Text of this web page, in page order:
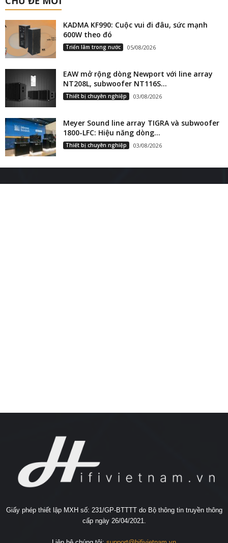
KADMA KF990: Cuộc vui đi đâu, sức mạnh
600W theo đó
Triển lãm trong nước 05/08/2026
EAW mở rộng dòng Newport với line array
NT208L, subwoofer NT116S...
Thiết bị chuyên nghiệp 03/08/2026
Meyer Sound line array TIGRA và subwoofer
1800-LFC: Hiệu năng dòng...
Thiết bị chuyên nghiệp 03/08/2026
Giấy phép thiết lập MXH số: 231/GP-BTTTT do Bộ thông tin truyền thông
cấp ngày 26/04/2021.